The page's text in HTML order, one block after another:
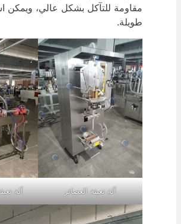
مقاومة للتآكل بشكل عالي، ويمكن
طويلة.
آلة تعبئة العصائر آلة تعبئة